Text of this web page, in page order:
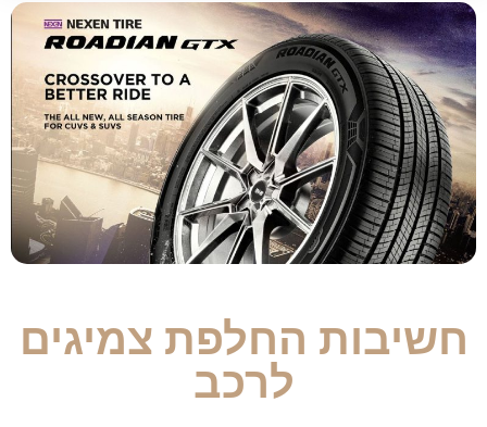
חשיבות החלפת צמיגים
לרכב